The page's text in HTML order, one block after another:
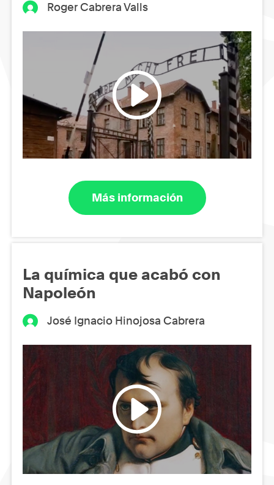
Roger Cabrera Valls
Más información
La química que acabó con
Napoleón
José Ignacio Hinojosa Cabrera